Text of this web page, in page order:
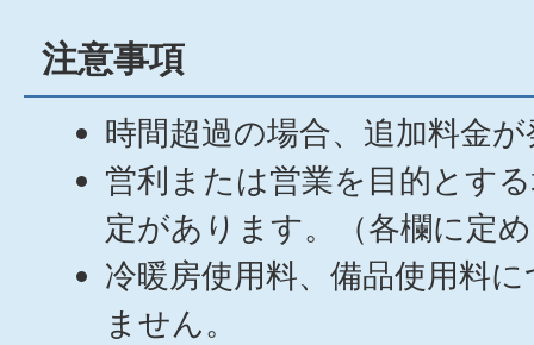
注意事項
時間超過の場合、追加料金
営利または営業を目的とす
定があります。（各欄に定
冷暖房使用料、備品使用料
ません。